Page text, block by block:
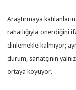
Araştırmaya
rahatlığıyla önerdiğini
dinlemekle kalmıyor;
durum, sanatçının
ortaya koyuyor.